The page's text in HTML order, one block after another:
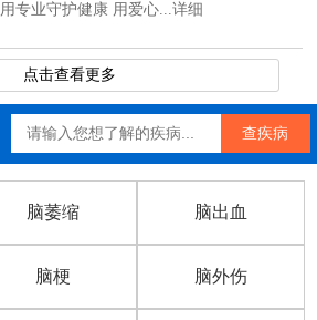
用专业守护健康 用爱心...详细
点击查看更多
脑萎缩 脑出血
脑梗 脑外伤